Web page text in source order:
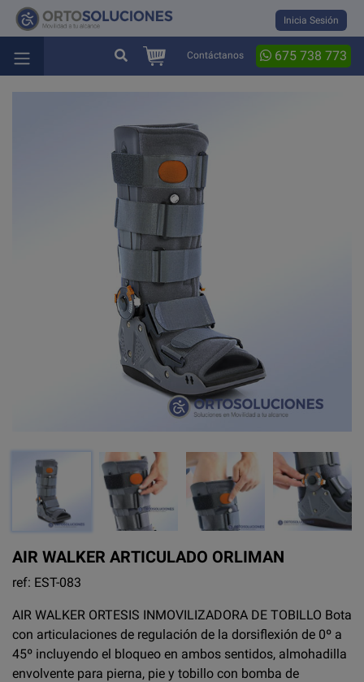
Inicia Sesión
Contáctanos 675 738 773
AIR WALKER ARTICULADO ORLIMAN
ref: EST-083
AIR WALKER ORTESIS INMOVILIZADORA DE TOBILLO Bota
con articulaciones de regulación de la dorsiflexión de 0º a
45º incluyendo el bloqueo en ambos sentidos, almohadilla
envolvente para pierna, pie y tobillo con bomba de